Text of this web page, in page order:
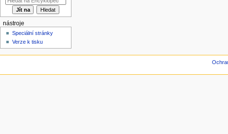
nástroje
Speciální stránky
Verze k tisku